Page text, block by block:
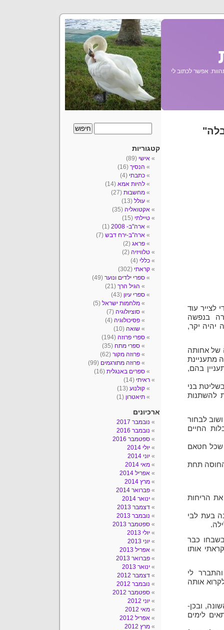
אפשר לכתוב לי
עוד
בנפשה
יהיה יקר,
הרבה של אחותה
מתעניינת
בהם,
בני
להשתנות
לבחור
החיים
שכל חטאם
החוסה תחת
את הריחות
בעת לבי
כבר
אותו
לי
אותה
ובכן-
לימים
קטגוריות
אישי (89)
הנסיך (16)
כתבתי (4)
להיות אמא (14)
מחשבות (27)
עולל (13)
אקטואליה (35)
טיילתי (15)
ארה"ב- 2008
(1)
ארה"ב-ירח דבש (7)
פראג (2)
טלוויזיה (2)
כללי (4)
קראתי (302)
ספרי ילדים ונוער (49)
הגיל הרך (21)
ספרי עיון (43)
מלחמות ישראל (5)
סוציולוגיה (7)
פסיכולוגיה (4)
שואה (10)
ספרי פרוזה (194)
ספרי מתח (35)
פרוזה מקור (62)
פרוזה מתורגמים (99)
ספרים באנגלית (16)
ראיתי (14)
קולנוע (13)
תיאטרון (1)
ארכיונים
נובמבר 2017
נובמבר 2016
ספטמבר 2016
יולי 2014
יוני 2014
מאי 2014
אפריל 2014
מרץ 2014
פברואר 2014
ינואר 2014
דצמבר 2013
נובמבר 2013
ספטמבר 2013
יולי 2013
יוני 2013
אפריל 2013
פברואר 2013
ינואר 2013
דצמבר 2012
נובמבר 2012
ספטמבר 2012
יוני 2012
מאי 2012
אפריל 2012
מרץ 2012